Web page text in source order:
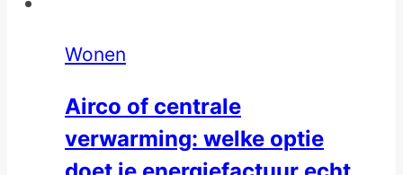
Wonen
Airco of centrale
verwarming: welke optie